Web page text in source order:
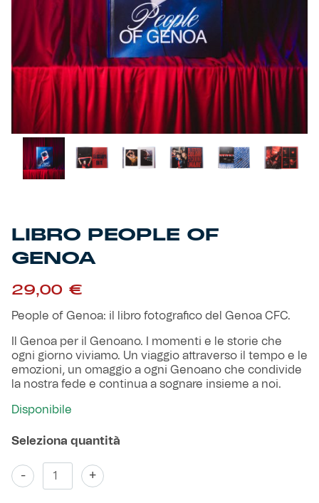
Primavera
Settore giovanile
Genoa for Special
Genoa Academy
Training
Pre Match
Rappresentanza
Tacchettee Collection
Throwback Duemila
Sebago x Genoa
Vintage Collection
Red&Blue Voices
Kids
LIBRO PEOPLE OF
GENOA
29,00 €
People of Genoa: il libro fotografico del Genoa CFC.
Il Genoa per il Genoano. I momenti e le storie che
ogni giorno viviamo. Un viaggio attraverso il tempo e le
emozioni, un omaggio a ogni Genoano che condivide
la nostra fede e continua a sognare insieme a noi.
Disponibile
-
Libro
People
+